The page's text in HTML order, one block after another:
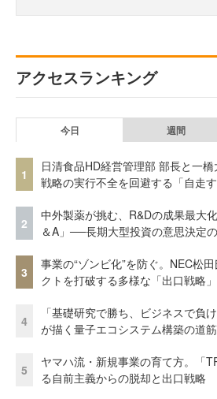
アクセスランキング
今日 週間
1
日清食品HD経営管理部 部長と一橋
戦略の実行不全を回避する「自走
2
中外製薬が挑む、R&Dの成果最大
＆A」──長期大型投資の意思決定
3
事業の“ゾンビ化”を防ぐ。NEC松
クトを打破する多様な「出口戦略」
4
「基礎研究で勝ち、ビジネスで負
が描く量子エコシステム構築の道筋
5
ヤマハ流・新規事業の育て方。「
る自前主義からの脱却と出口戦略